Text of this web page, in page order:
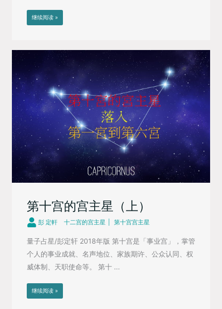
继续阅读 »
第十宫的宫主星（上）
彭 定軒 十二宫的宫主星 第十宫宫主星
量子占星/彭定轩 2018年版 第十宫是「事业宫」，掌管
个人的事业成就、名声地位、家族期许、公众认同、权
威体制、天职使命等。 第十 ...
继续阅读 »